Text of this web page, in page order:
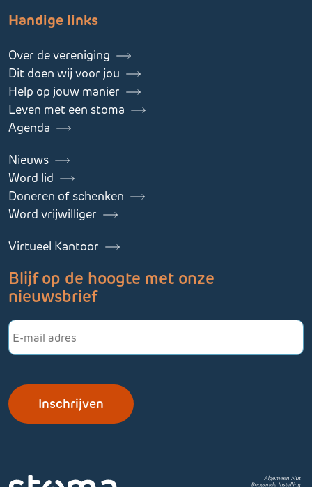
Handige links
Over de vereniging
Dit doen wij voor jou
Help op jouw manier
Leven met een stoma
Agenda
Nieuws
Word lid
Doneren of schenken
Word vrijwilliger
Virtueel Kantoor
Blijf op de hoogte met onze
nieuwsbrief
E-
mailadres